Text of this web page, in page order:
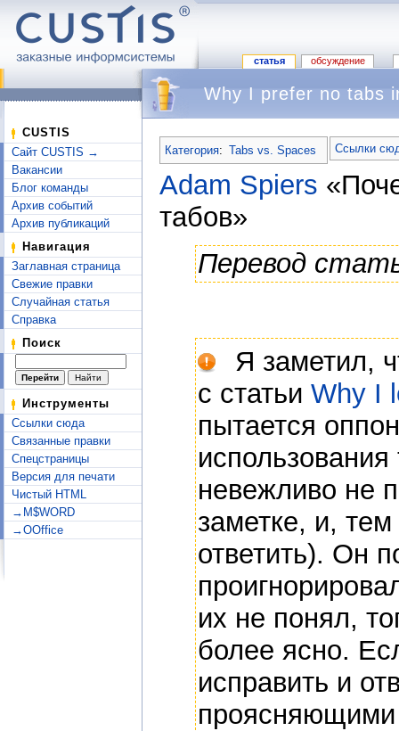
статья обсуждение
CUSTIS
Сайт CUSTIS →
Вакансии
Блог команды
Архив событий
Архив публикаций
Навигация
Заглавная страница
Свежие правки
Случайная статья
Справка
Поиск
Инструменты
Ссылки сюда
Связанные правки
Спецстраницы
Версия для печати
Чистый HTML
→M$WORD
→OOffice
Why I prefer no tabs
Категория: Tabs vs. Spaces Ссылки
Adam Spiers
табов»
Перевод
Я заметил,
с статьи Why I
пытается
невежливо не
заметке, и,
ответить). Он
их не понял,
более ясно.
исправить и